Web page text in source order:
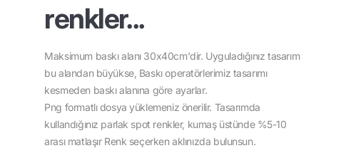
renkler...
Maksimum baskı alanı 30x40cm'dir. Uyguladığınız tasarım
bu alandan büyükse, Baskı operatörlerimiz tasarımı
kesmeden baskı alanına göre ayarlar.
Png formatlı dosya yüklemeniz önerilir. Tasarımda
kullandığınız parlak spot renkler, kumaş üstünde %5-10
arası matlaşır Renk seçerken aklınızda bulunsun.